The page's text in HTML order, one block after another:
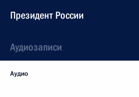
Президент России
Аудиозаписи
Аудио